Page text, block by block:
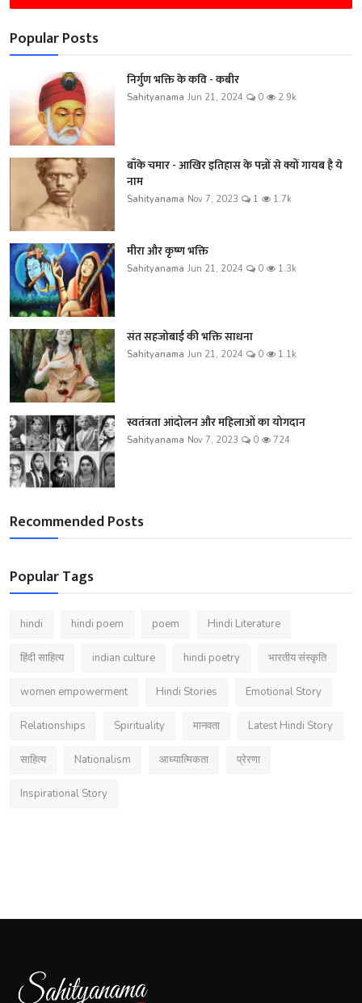
Popular Posts
निर्गुण भक्ति के कवि - कबीर
Sahityanama Jun 21, 2024 0 2.9k
बाँके चमार - आखिर इतिहास के पन्नों से क्यों गायब है ये
नाम
Sahityanama Nov 7, 2023 1 1.7k
मीरा और कृष्ण भक्ति
Sahityanama Jun 21, 2024 0 1.3k
संत सहजोबाई की भक्ति साधना
Sahityanama Jun 21, 2024 0 1.1k
स्वतंत्रता आंदोलन और महिलाओं का योगदान
Sahityanama Nov 7, 2023 0 724
Recommended Posts
Popular Tags
hindi hindi poem poem Hindi Literature
हिंदी साहित्य indian culture hindi poetry भारतीय संस्कृति
women empowerment Hindi Stories Emotional Story
Relationships Spirituality मानवता Latest Hindi Story
साहित्य Nationalism आध्यात्मिकता प्रेरणा
Inspirational Story